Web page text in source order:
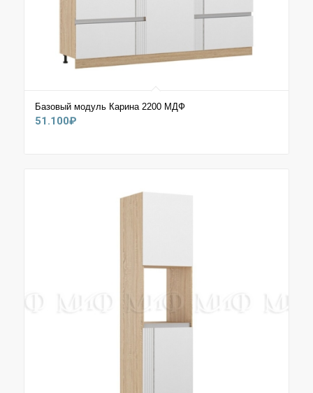
Базовый модуль Карина 2200 МДФ
51.100₽